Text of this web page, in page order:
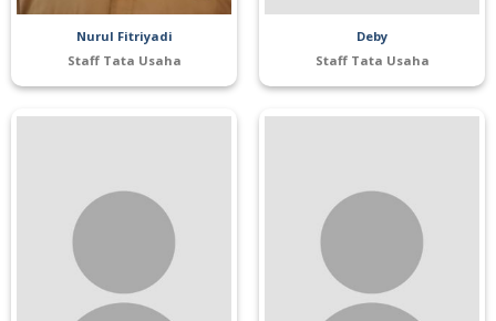
Nurul Fitriyadi
Staff Tata Usaha
Deby
Staff Tata Usaha